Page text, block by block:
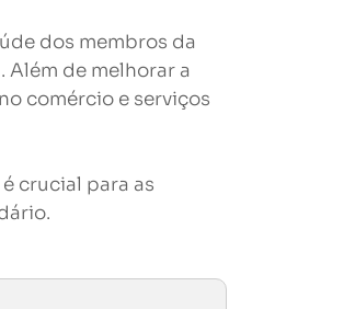
dos membros da
de melhorar a
comércio e serviços
crucial para as